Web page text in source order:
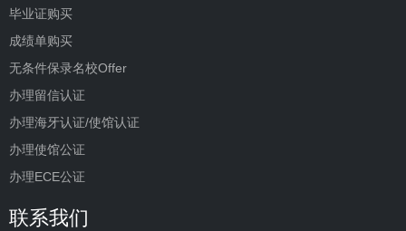
毕业证购买
成绩单购买
无条件保录名校Offer
办理留信认证
办理海牙认证/使馆认证
办理使馆公证
办理ECE公证
联系我们